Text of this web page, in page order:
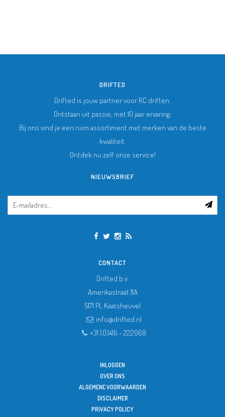
DRIFTED
Drifted is jouw partner voor RC driften.
Ontstaan uit passie, met 10 jaar ervaring.
Bij ons vind je een ruim assortiment met merken van de beste
kwaliteit.
Ontdek nu zelf onze service!
NIEUWSBRIEF
CONTACT
Drifted b.v.
Amerikastraat 11A
5171 PL Kaatsheuvel
info@drifted.nl
+31 (0)416 - 222068
INLOGGEN
OVER ONS
ALGEMENE VOORWAARDEN
DISCLAIMER
PRIVACY POLICY